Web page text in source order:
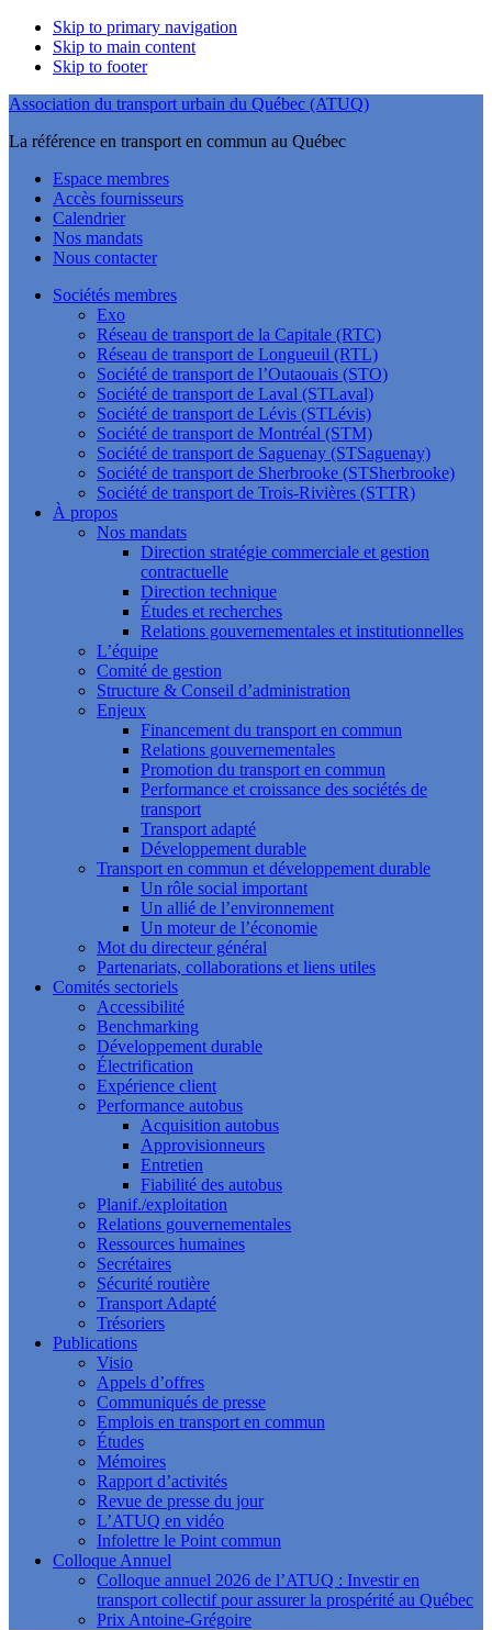
Skip to primary navigation
Skip to main content
Skip to footer
Association du transport urbain du Québec (ATUQ)
La référence en transport en commun au Québec
Espace membres
Accès fournisseurs
Calendrier
Nos mandats
Nous contacter
Sociétés membres
Exo
Réseau de transport de la Capitale (RTC)
Réseau de transport de Longueuil (RTL)
Société de transport de l’Outaouais (STO)
Société de transport de Laval (STLaval)
Société de transport de Lévis (STLévis)
Société de transport de Montréal (STM)
Société de transport de Saguenay (STSaguenay)
Société de transport de Sherbrooke (STSherbrooke)
Société de transport de Trois-Rivières (STTR)
À propos
Nos mandats
Direction stratégie commerciale et gestion
contractuelle
Direction technique
Études et recherches
Relations gouvernementales et institutionnelles
L’équipe
Comité de gestion
Structure & Conseil d’administration
Enjeux
Financement du transport en commun
Relations gouvernementales
Promotion du transport en commun
Performance et croissance des sociétés de
transport
Transport adapté
Développement durable
Transport en commun et développement durable
Un rôle social important
Un allié de l’environnement
Un moteur de l’économie
Mot du directeur général
Partenariats, collaborations et liens utiles
Comités sectoriels
Accessibilité
Benchmarking
Développement durable
Électrification
Expérience client
Performance autobus
Acquisition autobus
Approvisionneurs
Entretien
Fiabilité des autobus
Planif./exploitation
Relations gouvernementales
Ressources humaines
Secrétaires
Sécurité routière
Transport Adapté
Trésoriers
Publications
Visio
Appels d’offres
Communiqués de presse
Emplois en transport en commun
Études
Mémoires
Rapport d’activités
Revue de presse du jour
L’ATUQ en vidéo
Infolettre le Point commun
Colloque Annuel
Colloque annuel 2026 de l’ATUQ : Investir en
transport collectif pour assurer la prospérité au Québec
Prix Antoine-Grégoire